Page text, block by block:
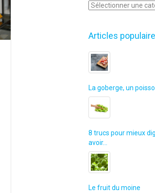
nutritionnels et conseils
Catégories
Articles
La goberge, un
8 trucs pour mieux
avoir…
Le fruit du moine